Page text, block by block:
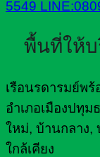
5549
พื้นที่ให้บ
เรือนรดารมย์พ
อำเภอเมืองปทุ
ใหม่, บ้านกลาง,
ใกล้เคียง